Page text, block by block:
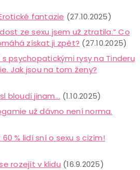
fantazie (27.10.2025)
ze sexu jsem už ztratila.” Co
získat ji zpět? (27.10.2025)
s psychopatickými rysy na Tinderu
Jak jsou na tom ženy?
bloudí jinam... (1.10.2025)
už dávno není norma.
60 % lidí sní o sexu s cizím!
rozejít v klidu (16.9.2025)